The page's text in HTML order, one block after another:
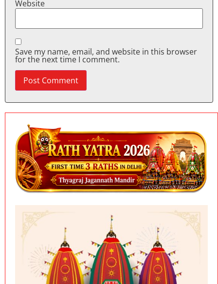
Website
Save my name, email, and website in this browser
for the next time I comment.